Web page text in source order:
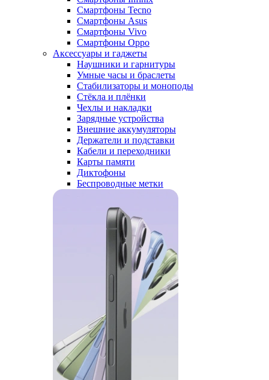
Смартфоны Tecno
Смартфоны Asus
Смартфоны Vivo
Смартфоны Oppo
Аксессуары и гаджеты
Наушники и гарнитуры
Умные часы и браслеты
Стабилизаторы и моноподы
Стёкла и плёнки
Чехлы и накладки
Зарядные устройства
Внешние аккумуляторы
Держатели и подставки
Кабели и переходники
Карты памяти
Диктофоны
Беспроводные метки